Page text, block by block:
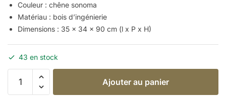
Couleur : chêne sonoma
Matériau : bois d’ingénierie
Dimensions : 35 x 34 x 90 cm (l x P x H)
43 en stock
Ajouter au panier